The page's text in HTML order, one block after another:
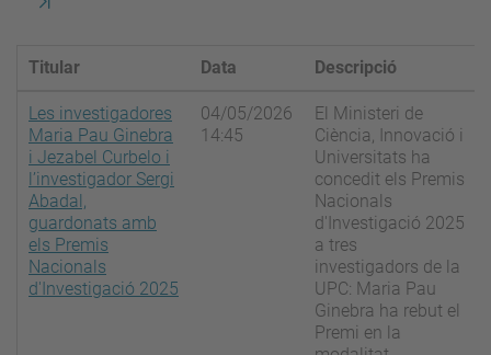
Titular Data Descripció
Les investigadores
Maria Pau Ginebra
i Jezabel Curbelo i
l’investigador Sergi
Abadal,
guardonats amb
els Premis
Nacionals
d'Investigació 2025
04/05/2026
14:45
El Ministeri de
Ciència, Innovació i
Universitats ha
concedit els Premis
Nacionals
d'Investigació 2025
a tres
investigadors de la
UPC: Maria Pau
Ginebra ha rebut el
Premi en la